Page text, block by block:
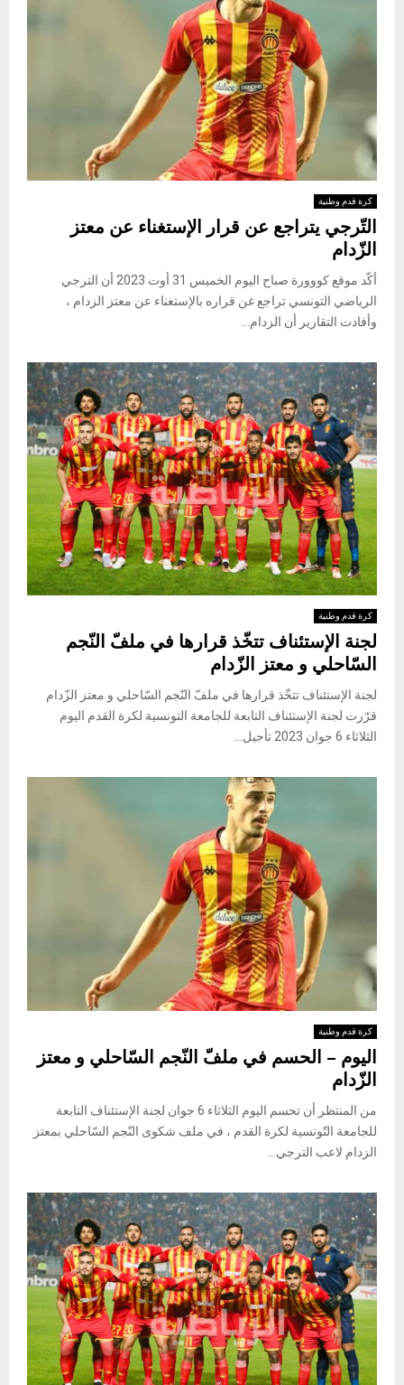
كرة قدم وطنية
التّرجي يتراجع عن قرار الإستغناء عن معتز
الزّدام
أكّد موقع كووورة صباح اليوم الخميس 31 أوت 2023 أن الترجي
الرياضي التونسي تراجع غن قراره بالإستغناء عن معتز الزدام ،
وأفادت التقارير أن الزدام...
كرة قدم وطنية
لجنة الإستئناف تتخّذ قرارها في ملفّ النّجم
السّاحلي و معتز الزّدام
لجنة الإستئناف تتخّذ قرارها في ملفّ النّجم السّاحلي و معتز الزّدام
قرّرت لجنة الإستئناف التابعة للجامعة التونسية لكرة القدم اليوم
الثلاثاء 6 جوان 2023 تأجيل...
كرة قدم وطنية
اليوم – الحسم في ملفّ النّجم السّاحلي و معتز
الزّدام
من المنتظر أن تحسم اليوم الثلاثاء 6 جوان لجنة الإستئناف التابعة
للجامعة التّونسية لكرة القدم ، في ملف شكوى النّجم السّاحلي بمعتز
الزدام لاعب الترجي...